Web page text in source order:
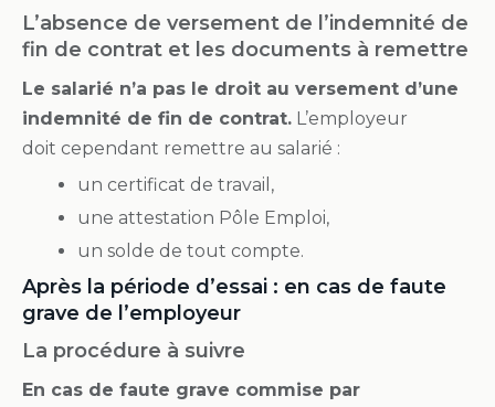
L’absence de versement de l’indemnité de
fin de contrat et les documents à remettre
Le salarié n’a pas le droit au versement d’une
indemnité de fin de contrat. L’employeur
doit cependant remettre au salarié :
un certificat de travail,
une attestation Pôle Emploi,
un solde de tout compte.
Après la période d’essai : en cas de faute
grave de l’employeur
La procédure à suivre
En cas de faute grave commise par